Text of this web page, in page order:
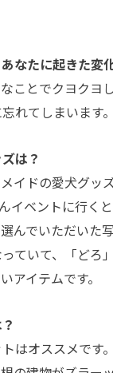
なたに起きた変
ことでクヨク
れてしまいます
は？
イドの愛犬グッ
イベントに行く
んでいただいた
ていて、「どろ
アイテムです。
はオススメで